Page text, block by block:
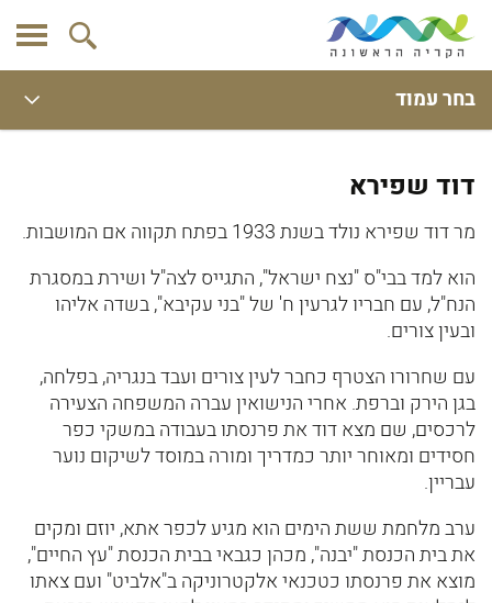
בחר עמוד
דוד שפירא
מר דוד שפירא נולד בשנת 1933 בפתח תקווה אם המושבות.
הוא למד בבי"ס "נצח ישראל", התגייס לצה"ל ושירת במסגרת
הנח"ל, עם חבריו לגרעין ח' של "בני עקיבא", בשדה אליהו
ובעין צורים.
עם שחרורו הצטרף כחבר לעין צורים ועבד בנגריה, בפלחה,
בגן הירק וברפת. אחרי הנישואין עברה המשפחה הצעירה
לרכסים, שם מצא דוד את פרנסתו בעבודה במשקי כפר
חסידים ומאוחר יותר כמדריך ומורה במוסד לשיקום נוער
עבריין.
ערב מלחמת ששת הימים הוא מגיע לכפר אתא, יוזם ומקים
את בית הכנסת "יבנה", מכהן כגבאי בבית הכנסת "עץ החיים",
מוצא את פרנסתו כטכנאי אלקטרוניקה ב"אלביט" ועם צאתו